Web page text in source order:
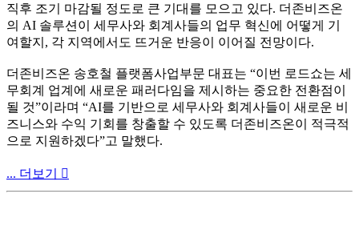
직후 조기 마감될 정도로 큰 기대를 모으고 있다. 더존비즈온
의 AI 솔루션이 세무사와 회계사들의 업무 혁신에 어떻게 기
여할지, 각 지역에서도 뜨거운 반응이 이어질 전망이다.
더존비즈온 송호철 플랫폼사업부문 대표는 “이번 로드쇼는 세
무회계 업계에 새로운 패러다임을 제시하는 중요한 전환점이
될 것”이라며 “AI를 기반으로 세무사와 회계사들이 새로운 비
즈니스와 수익 기회를 창출할 수 있도록 더존비즈온이 적극적
으로 지원하겠다”고 말했다.
... 더보기 